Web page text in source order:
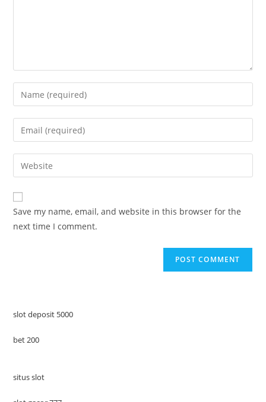
Enter
your
name
comment
Enter
your
email
address
comment
Enter
your
website
URL
(optional)
Save my name, email, and website in this browser for the
next time I comment.
slot deposit 5000
bet 200
situs slot